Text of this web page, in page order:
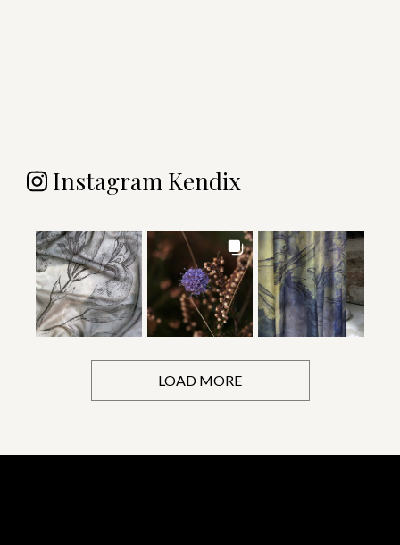
Instagram Kendix
LOAD MORE